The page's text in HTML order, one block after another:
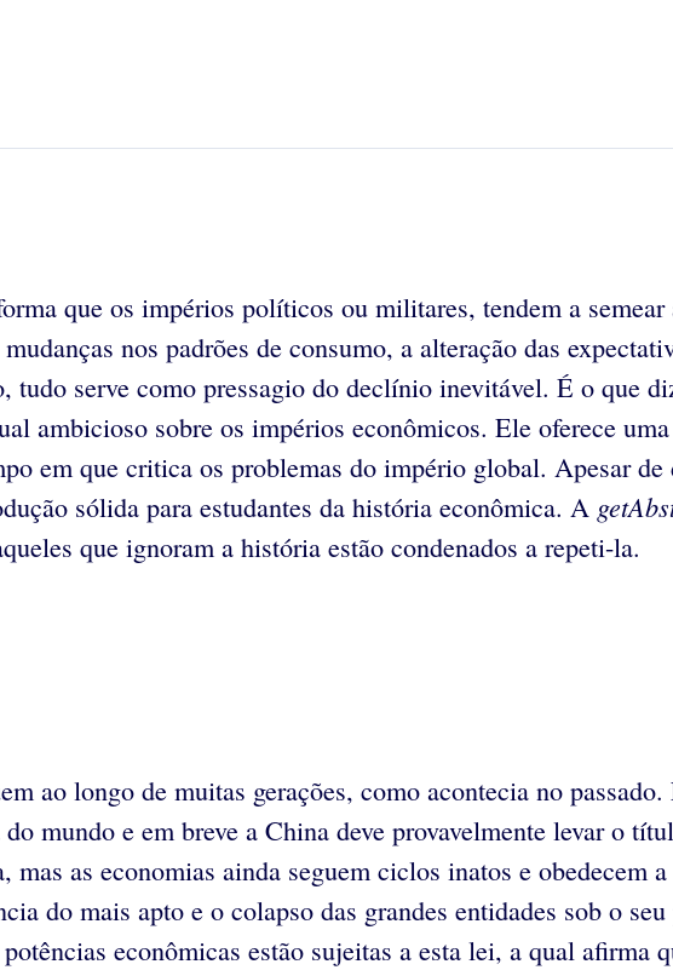
que os impérios políticos ou militares, tendem a
nos padrões de consumo, a alteração das
tudo serve como pressagio do declínio inevitável. É o que
ambicioso sobre os impérios econômicos. Ele oferece
em que critica os problemas do império global. Apesar
sólida para estudantes da história econômica. A
que ignoram a história estão condenados a repeti-la.
ao longo de muitas gerações, como acontecia no
mundo e em breve a China deve provavelmente levar o
as economias ainda seguem ciclos inatos e obedecem
do mais apto e o colapso das grandes entidades sob o
econômicas estão sujeitas a esta lei, a qual afirma